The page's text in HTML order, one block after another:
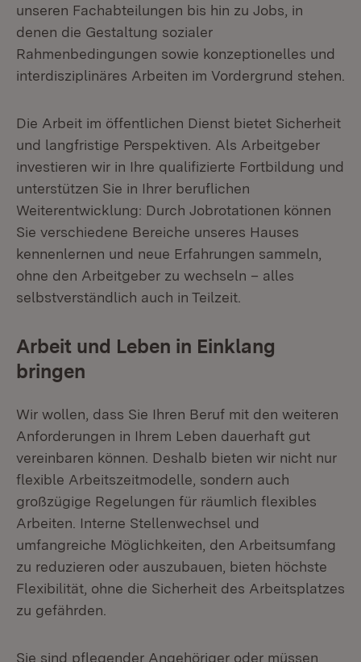
unseren Fachabteilungen bis hin zu Jobs, in
denen die Gestaltung sozialer
Rahmenbedingungen sowie konzeptionelles und
interdisziplinäres Arbeiten im Vordergrund stehen.
Die Arbeit im öffentlichen Dienst bietet Sicherheit
und langfristige Perspektiven. Als Arbeitgeber
investieren wir in Ihre qualifizierte Fortbildung und
unterstützen Sie in Ihrer beruflichen
Weiterentwicklung: Durch Jobrotationen können
Sie verschiedene Bereiche unseres Hauses
kennenlernen und neue Erfahrungen sammeln,
ohne den Arbeitgeber zu wechseln – alles
selbstverständlich auch in Teilzeit.
Arbeit und Leben in Einklang
bringen
Wir wollen, dass Sie Ihren Beruf mit den weiteren
Anforderungen in Ihrem Leben dauerhaft gut
vereinbaren können. Deshalb bieten wir nicht nur
flexible Arbeitszeitmodelle, sondern auch
großzügige Regelungen für räumlich flexibles
Arbeiten. Interne Stellenwechsel und
umfangreiche Möglichkeiten, den Arbeitsumfang
zu reduzieren oder auszubauen, bieten höchste
Flexibilität, ohne die Sicherheit des Arbeitsplatzes
zu gefährden.
Sie sind pflegender Angehöriger oder müssen